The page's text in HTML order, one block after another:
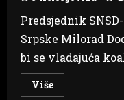
Predsjednik
Srpske Milorad
bi se vladajuća
VišeRead
more